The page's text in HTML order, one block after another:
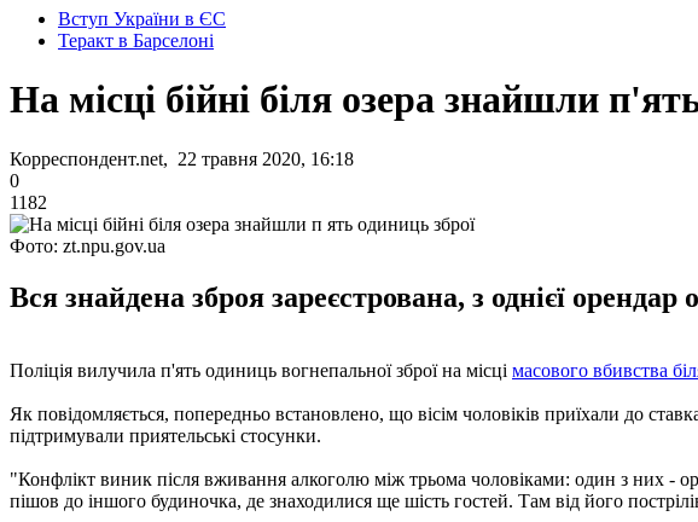
Вступ України в ЄС
Теракт в Барселоні
На місці бійні біля озера знайшли
Корреспондент.net, 22 травня 2020, 16:18
0
1182
Фото: zt.npu.gov.ua
Вся знайдена зброя зареєстрована, з однієї
Поліція вилучила п'ять одиниць вогнепальної зброї на місці масового вбивства
Як повідомляється, попередньо встановлено, що вісім чоловіків приїхали до
підтримували приятельські стосунки.
"Конфлікт виник після вживання алкоголю між трьома чоловіками: один з них -
пішов до іншого будиночка, де знаходилися ще шість гостей. Там від його